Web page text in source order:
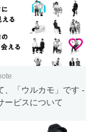
、「ウルカモ」です -
ービスについて